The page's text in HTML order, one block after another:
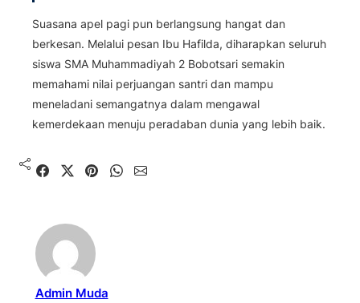
Suasana apel pagi pun berlangsung hangat dan
berkesan. Melalui pesan Ibu Hafilda, diharapkan seluruh
siswa SMA Muhammadiyah 2 Bobotsari semakin
memahami nilai perjuangan santri dan mampu
meneladani semangatnya dalam mengawal
kemerdekaan menuju peradaban dunia yang lebih baik.
Shared Share on X Pin It Send on WhatsApp Send on Email
Admin Muda